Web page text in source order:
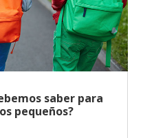
saber para
pequeños?